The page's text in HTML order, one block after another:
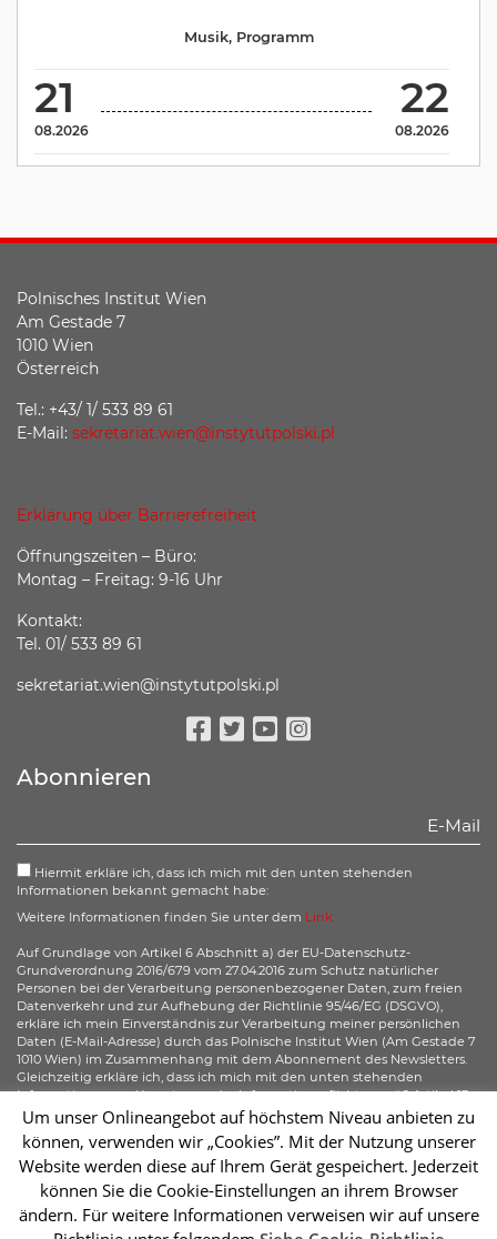
21
08.2026
22
08.2026
Musik, Programm
Polnisches Institut Wien
Am Gestade 7
1010 Wien
Österreich
Tel.: +43/ 1/ 533 89 61
E-Mail: sekretariat.wien@instytutpolski.pl
Erklärung über Barrierefreiheit
Öffnungszeiten – Büro:
Montag – Freitag: 9-16 Uhr
Kontakt:
Tel. 01/ 533 89 61
sekretariat.wien@instytutpolski.pl
Abonnieren
Hiermit erkläre ich, dass ich mich mit den unten stehenden
Informationen bekannt gemacht habe:
Weitere Informationen finden Sie unter dem Link
Auf Grundlage von Artikel 6 Abschnitt a) der EU-Datenschutz-
Grundverordnung 2016/679 vom 27.04.2016 zum Schutz natürlicher
Personen bei der Verarbeitung personenbezogener Daten, zum freien
Datenverkehr und zur Aufhebung der Richtlinie 95/46/EG (DSGVO),
erkläre ich mein Einverständnis zur Verarbeitung meiner persönlichen
Daten (E-Mail-Adresse) durch das Polnische Institut Wien (Am Gestade 7
1010 Wien) im Zusammenhang mit dem Abonnement des Newsletters.
Gleichzeitig erkläre ich, dass ich mich mit den unten stehenden
Informationen zur Umsetzung der Informationspflicht gemäß Artikel 13
der DSGVO bezüglich der Verarbeitung meiner personenbezogenen
Daten bekannt gemacht habe und ich mir meiner gemäß der Artikel 15–
20 der DSGVO zustehenden Rechte bewusst bin.
Abonnieren
Um unser Onlineangebot auf höchstem Niveau anbieten zu
können, verwenden wir „Cookies”. Mit der Nutzung unserer
Website werden diese auf Ihrem Gerät gespeichert. Jederzeit
können Sie die Cookie-Einstellungen an ihrem Browser
ändern. Für weitere Informationen verweisen wir auf unsere